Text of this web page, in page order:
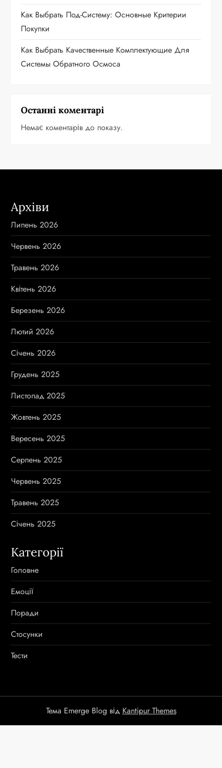
Как Выбрать Под-Систему: Основные Критерии
Покупки
Как Выбрать Качественные Комплектующие Для
Системы Обратного Осмоса
Останні коментарі
Немає коментарів до показу.
Архіви
Липень 2026
Червень 2026
Травень 2026
Квітень 2026
Березень 2026
Лютий 2026
Січень 2026
Грудень 2025
Листопад 2025
Жовтень 2025
Вересень 2025
Серпень 2025
Червень 2025
Травень 2025
Січень 2025
Категорії
Головне
Емоції
Поради
Стосунки
Тести
Тема Emerge Blog від Kantipur Themes